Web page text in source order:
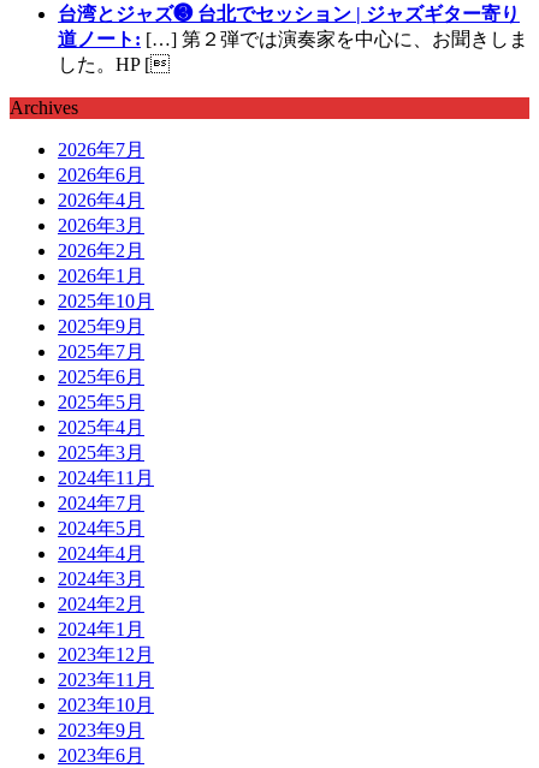
台湾とジャズ❸ 台北でセッション | ジャズギター寄り
道ノート: […] 第２弾では演奏家を中心に、お聞きしま
した。HP [
Archives
2026年7月
2026年6月
2026年4月
2026年3月
2026年2月
2026年1月
2025年10月
2025年9月
2025年7月
2025年6月
2025年5月
2025年4月
2025年3月
2024年11月
2024年7月
2024年5月
2024年4月
2024年3月
2024年2月
2024年1月
2023年12月
2023年11月
2023年10月
2023年9月
2023年6月